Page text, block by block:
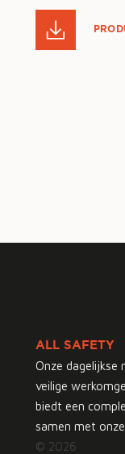
ALL SAFETY
Onze dagelijkse
veilige
biedt een
samen met
© 2026